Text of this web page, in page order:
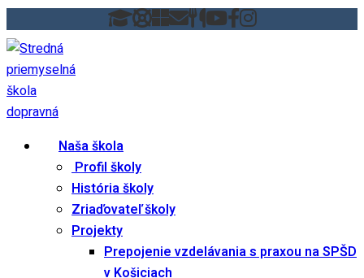
to
content
Naša škola
Profil školy
História školy
Zriaďovateľ školy
Projekty
Prepojenie vzdelávania s praxou na SPŠD
v Košiciach